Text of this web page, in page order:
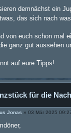
demnächst ein
das sich nach
von euch schon mal
ganz gut aussehen
auf eure Tipps!
für die
Jonas » 03 Mär 2025